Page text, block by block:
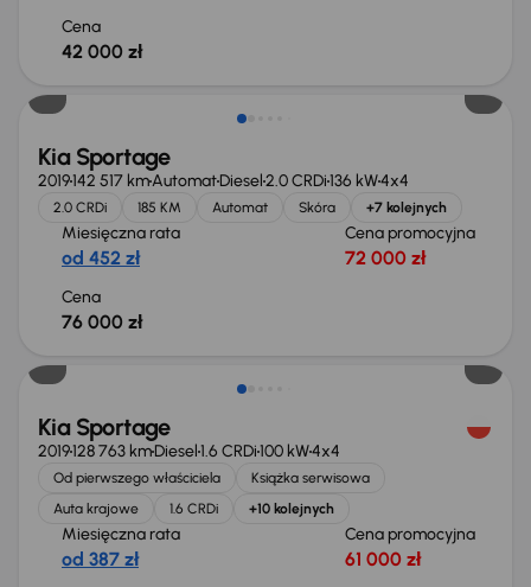
Cena
42 000 zł
Kia Sportage
2019142 517 kmAutomatDiesel2.0 CRDi136 kW4x4
2.0 CRDi 185 KM Automat Skóra +7 kolejnych
Miesięczna rata
od 452 zł
Cena promocyjna
72 000 zł
Cena
76 000 zł
Możliwość odliczenia VAT
Kia Sportage
2019128 763 kmDiesel1.6 CRDi100 kW4x4
Od pierwszego właściciela
Książka serwisowa
Auta krajowe
1.6 CRDi +10 kolejnych
Miesięczna rata
od 387 zł
Cena promocyjna
61 000 zł